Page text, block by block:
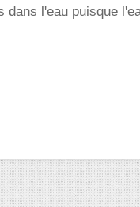
dans l'eau puisque